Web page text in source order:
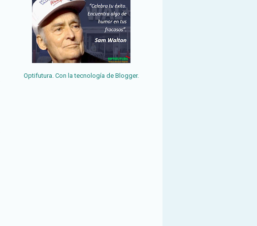
Optifutura. Con la tecnología de Blogger.